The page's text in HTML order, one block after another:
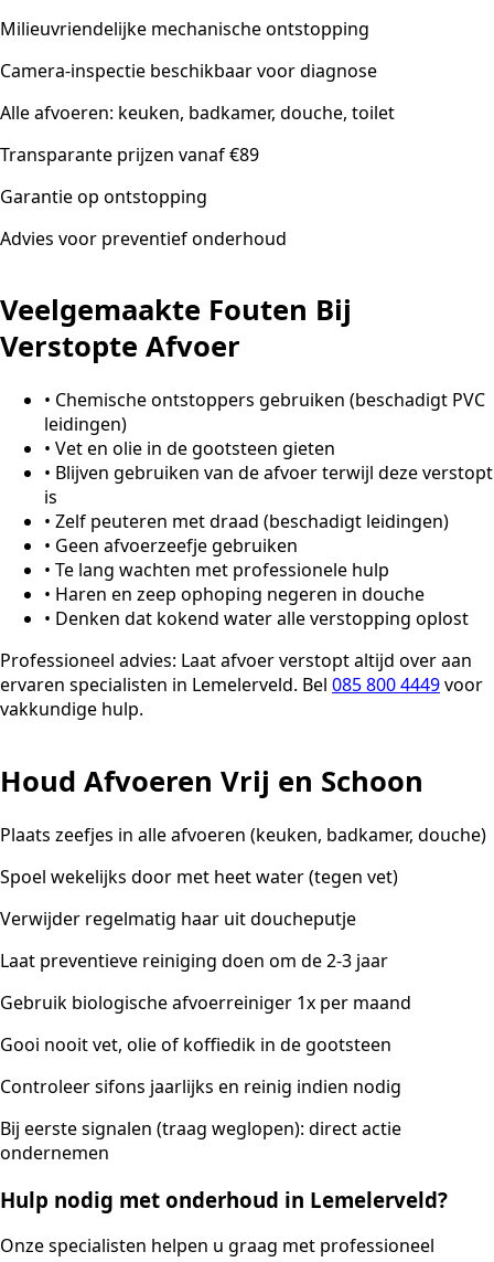
Milieuvriendelijke mechanische ontstopping
Camera-inspectie beschikbaar voor diagnose
Alle afvoeren: keuken, badkamer, douche, toilet
Transparante prijzen vanaf €89
Garantie op ontstopping
Advies voor preventief onderhoud
Veelgemaakte Fouten Bij
Verstopte Afvoer
• Chemische ontstoppers gebruiken (beschadigt PVC
leidingen)
• Vet en olie in de gootsteen gieten
• Blijven gebruiken van de afvoer terwijl deze verstopt
is
• Zelf peuteren met draad (beschadigt leidingen)
• Geen afvoerzeefje gebruiken
• Te lang wachten met professionele hulp
• Haren en zeep ophoping negeren in douche
• Denken dat kokend water alle verstopping oplost
Professioneel advies: Laat afvoer verstopt altijd over aan
ervaren specialisten in Lemelerveld. Bel 085 800 4449voor
vakkundige hulp.
Houd Afvoeren Vrij en Schoon
Plaats zeefjes in alle afvoeren (keuken, badkamer, douche)
Spoel wekelijks door met heet water (tegen vet)
Verwijder regelmatig haar uit doucheputje
Laat preventieve reiniging doen om de 2-3 jaar
Gebruik biologische afvoerreiniger 1x per maand
Gooi nooit vet, olie of koffiedik in de gootsteen
Controleer sifons jaarlijks en reinig indien nodig
Bij eerste signalen (traag weglopen): direct actie
ondernemen
Hulp nodig met onderhoud in Lemelerveld?
Onze specialisten helpen u graag met professioneel